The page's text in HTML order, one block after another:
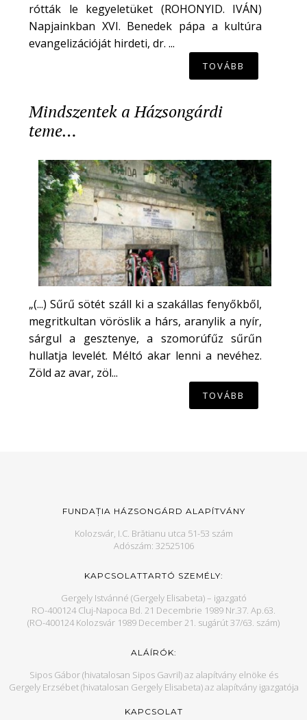
rótták le kegyeletüket (ROHONYID. IVÁN)
Napjainkban XVI. Benedek pápa a kultúra
evangelizációját hirdeti, dr. ...
TOVÁBB
Mindszentek a Házsongárdi
teme…
„(...) Sűrű sötét száll ki a szakállas fenyőkből,
megritkultan vöröslik a hárs, aranylik a nyír,
sárgul a gesztenye, a szomorúfűz sűrűn
hullatja levelét. Méltó akar lenni a nevéhez.
Zöld az avar, zöl...
TOVÁBB
FUNDAȚIA HÁZSONGÁRD ALAPÍTVÁNY
Kolozsvár, I.C. Brătianu utca 51-53 szám
Adószám: 32525106
KAPCSOLATTARTÓ SZEMÉLY:
Gergely Istvánné (Gergely Elisabeta) – igazgató
RO-400124 Cluj-Napoca Bd. 21 Decembrie 1989 Nr.37. Ap.63.
(RO-400124 Kolozsvár 1989 December 21. sugárút 37/63. szám)
ALÁÍRÓK:
Sipos Gábor (hivatalosan Sipos Gavril) az alapítvány elnöke és
Gergely Erzsébet (hivatalosan Gergely Elisabeta) az alapítvány igazgatója
KAPCSOLAT